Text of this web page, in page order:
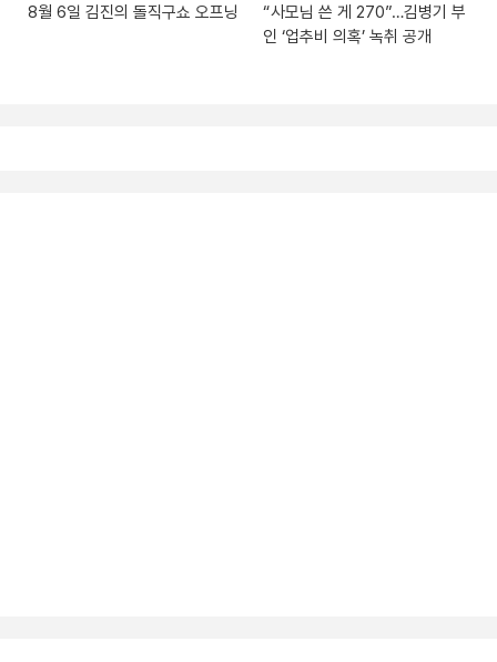
8월 6일 김진의 돌직구쇼 오프닝
“사모님 쓴 게 270”…김병기 부
인 ‘업추비 의혹’ 녹취 공개